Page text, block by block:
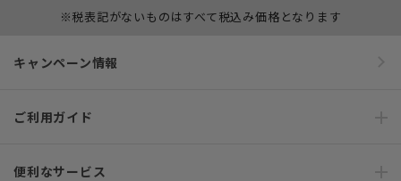
※税表記がないものはすべて税込み価格となります
キャンペーン情報
ご利用ガイド
便利なサービス